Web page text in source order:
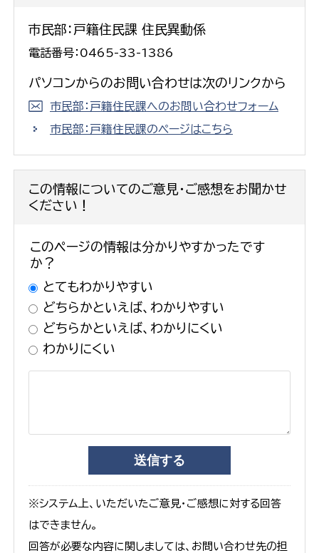
市民部：戸籍住民課 住民異動係
電話番号：0465-33-1386
パソコンからのお問い合わせは次のリンクから
市民部：戸籍住民課へのお問い合わせフォーム
市民部：戸籍住民課のページはこちら
この情報についてのご意見・ご感想をお聞かせ
ください！
このページの情報は分かりやすかったです
か？
とてもわかりやすい
どちらかといえば、わかりやすい
どちらかといえば、わかりにくい
わかりにくい
※システム上、いただいたご意見・ご感想に対する回答
はできません。
回答が必要な内容に関しましては、お問い合わせ先の担